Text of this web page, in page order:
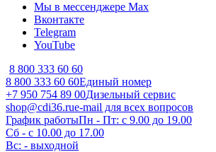
Мы в мессенджере Max
Вконтакте
Telegram
YouTube
8 800 333 60 60
8 800 333 60 60Единый номер
+7 950 754 89 00Дизельный сервис
shop@cdi36.rue-mail для всех вопросов
График работыПн - Пт: с 9.00 до 19.00
Сб - с 10.00 до 17.00
Вс: - выходной